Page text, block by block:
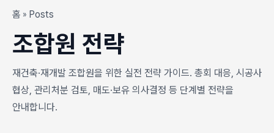
홈 » Posts
조합원 전략
재건축·재개발 조합원을 위한 실전 전략 가이드. 총회 대응, 시공사
협상, 관리처분 검토, 매도·보유 의사결정 등 단계별 전략을
안내합니다.